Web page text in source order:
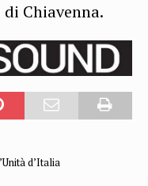
Chiavenna.
d’Italia